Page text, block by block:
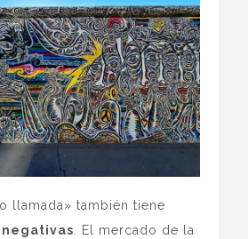
llamada» también tiene
negativas. El mercado de la